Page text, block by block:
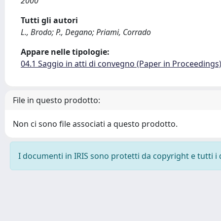
Tutti gli autori
L., Brodo; P., Degano; Priami, Corrado
Appare nelle tipologie:
04.1 Saggio in atti di convegno (Paper in Proceedings)
File in questo prodotto:
Non ci sono file associati a questo prodotto.
I documenti in IRIS sono protetti da copyright e tutti